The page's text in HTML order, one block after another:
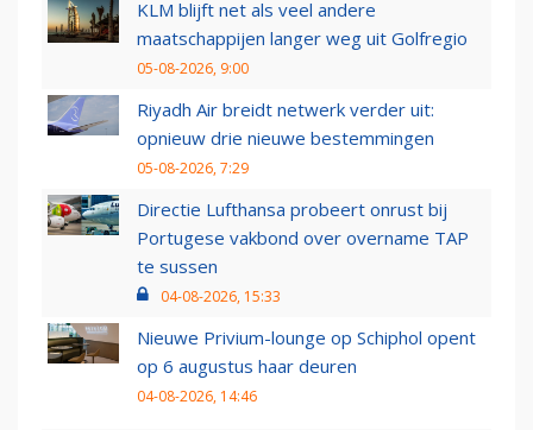
KLM blijft net als veel andere
maatschappijen langer weg uit Golfregio
05-08-2026, 9:00
Riyadh Air breidt netwerk verder uit:
opnieuw drie nieuwe bestemmingen
05-08-2026, 7:29
Directie Lufthansa probeert onrust bij
Portugese vakbond over overname TAP
te sussen
04-08-2026, 15:33
Nieuwe Privium-lounge op Schiphol opent
op 6 augustus haar deuren
04-08-2026, 14:46